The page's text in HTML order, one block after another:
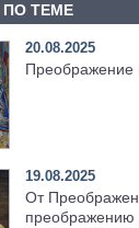
ТЕМЕ
20.08.2025
19.08.2025
От Преображения Господа к
преображению